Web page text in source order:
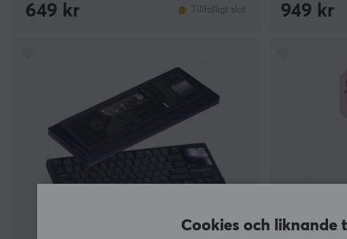
649 kr Tillfälligt slut 949 kr
Cookies och liknande